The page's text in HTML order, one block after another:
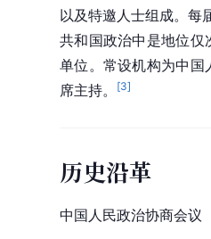
以及特邀人士组成。每
共和国政治中是地位
单位。常设机构为中国
席主持。
[3]
历史沿革
中国人民政治协商会议